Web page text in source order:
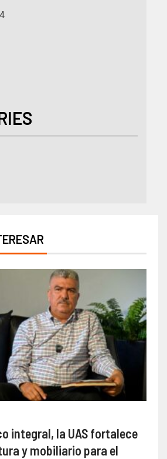
integral, la UAS fortalece
y mobiliario para el